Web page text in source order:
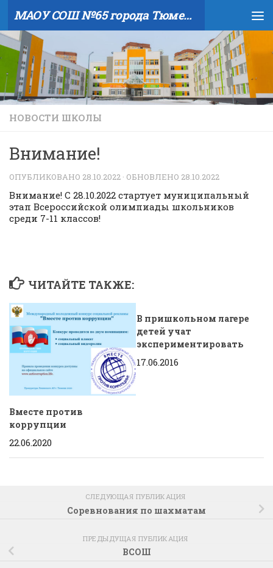
Skip to content МАОУ СОШ №65 города Тюмени
НОВОСТИ ШКОЛЫ
Внимание!
ОПУБЛИКОВАНО 28.10.2022 · ОБНОВЛЕНО 28.10.2022
Внимание! С 28.10.2022 стартует муниципальный
этап Всероссийской олимпиады школьников
среди 7-11 классов!
ЧИТАЙТЕ ТАКЖЕ:
Вместе против
коррупции
22.06.2020
В пришкольном лагере
детей учат
экспериментировать
17.06.2016
СЛЕДУЮЩАЯ ПУБЛИКАЦИЯ
Соревнования по шахматам
ПРЕДЫДУЩАЯ ПУБЛИКАЦИЯ
ВСОШ